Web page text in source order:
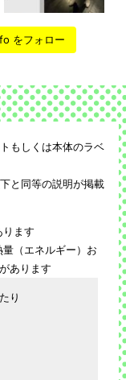
をフォロー
もしくは本体のラベ
と同等の説明が掲載
ます
（エネルギー）お
あります
り